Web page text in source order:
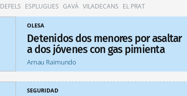
ESPLUGUES GAVÀ VILADECANS EL PRAT
OLESA
Detenidos dos menores por asaltar
a dos jóvenes con gas pimienta
Arnau Raimundo
SEGURIDAD